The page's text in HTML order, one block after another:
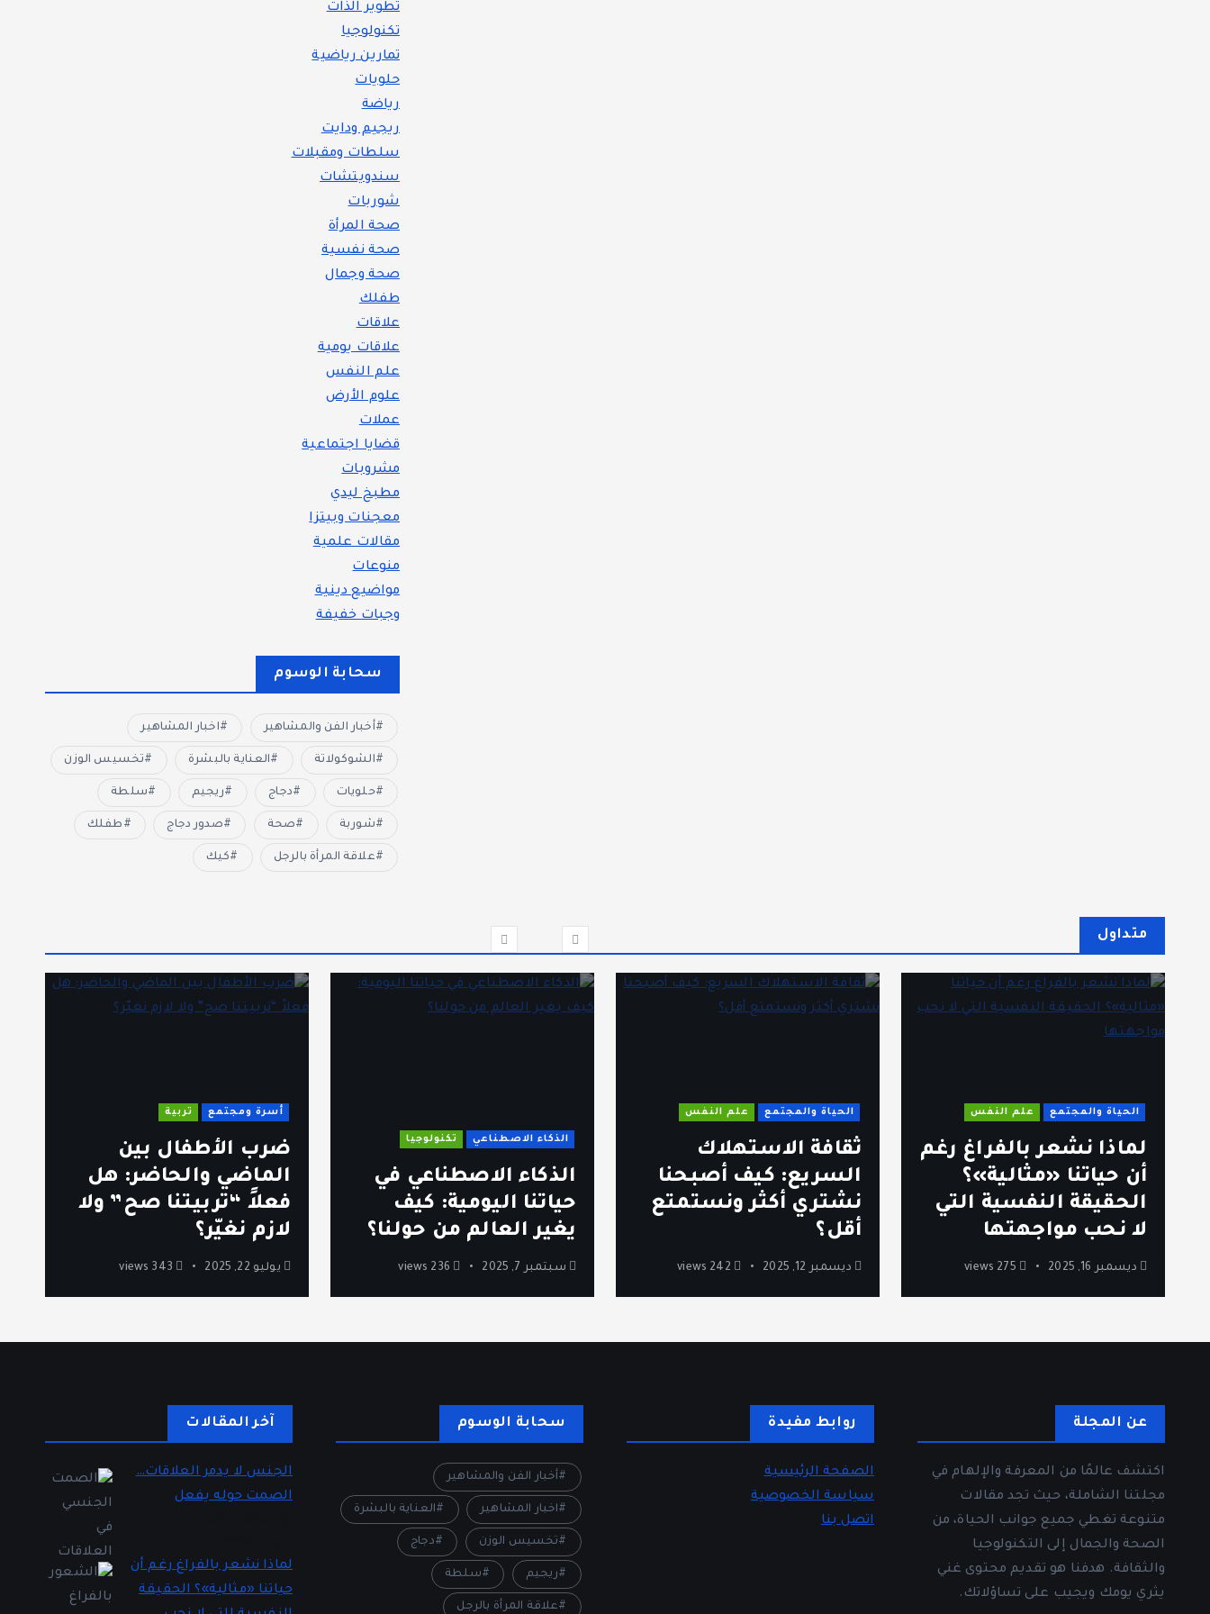
تطوير الذات
تكنولوجيا
تمارين رياضية
حلويات
رياضة
ريجيم ودايت
سلطات ومقبلات
سندويتشات
شوربات
صحة المرأة
صحة نفسية
صحة وجمال
طفلك
علاقات
علاقات يومية
علم النفس
علوم الأرض
عملات
قضايا اجتماعية
مشروبات
مطبخ ليدي
معجنات وبيتزا
مقالات علمية
منوعات
مواضيع دينية
وجبات خفيفة
سحابة الوسوم
أخبار الفن والمشاهير اخبار المشاهير
الشوكولاتة العناية بالبشرة تخسيس الوزن
حلويات دجاج ريجيم سلطة
شوربة صحة صدور دجاج طفلك
علاقة المرأة بالرجل كيك
متداول
الحياة والمجتمع علم النفس
لماذا نشعر بالفراغ رغم
أن حياتنا «مثالية»؟
الحقيقة النفسية التي
لا نحب مواجهتها
ديسمبر 16, 2025
الحياة والمجتمع علم النفس
ثقافة الاستهلاك
السريع: كيف أصبحنا
نشتري أكثر ونستمتع
أقل؟
ديسمبر 12, 2025
الذكاء الاصطناعي تكنولوجيا
الذكاء الاصطناعي في
حياتنا اليومية: كيف
يغير العالم من حولنا؟
سبتمبر 7, 2025
أسرة ومجتمع تربية
ضرب الأطفال بين
الماضي والحاضر: هل
فعلاً “تربيتنا صح” ولا
لازم نغيّر؟
يوليو 22, 2025
عن المجلة
اكتشف عالمًا من المعرفة والإلهام في
مجلتنا الشاملة، حيث تجد مقالات
متنوعة تغطي جميع جوانب الحياة، من
الصحة والجمال إلى التكنولوجيا
والثقافة. هدفنا هو تقديم محتوى غني
يثري يومك ويجيب على تساؤلاتك.
روابط مفيدة
الصفحة الرئيسية
سياسة الخصوصية
اتصل بنا
سحابة الوسوم
أخبار الفن والمشاهير
اخبار المشاهير العناية بالبشرة
تخسيس الوزن دجاج
ريجيم سلطة
علاقة المرأة بالرجل
آخر المقالات
الجنس لا يدمر العلاقات…
الصمت حوله يفعل
لماذا نشعر بالفراغ رغم أن
حياتنا «مثالية»؟ الحقيقة